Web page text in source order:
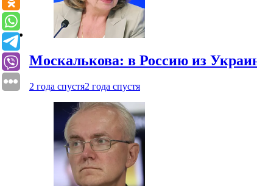
Москалькова: в Россию из
2 года спустя2 года спустя